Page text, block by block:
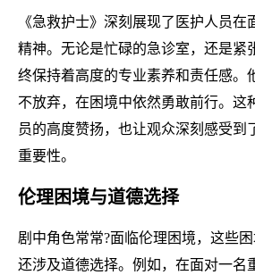
《急救护士》深刻展现了医护人员在
精神。无论是忙碌的急诊室，还是紧
终保持着高度的专业素养和责任感。
不放弃，在困境中依然勇敢前行。这
员的高度赞扬，也让观众深刻感受到
重要性。
伦理困境与道德选择
剧中角色常常?面临伦理困境，这些
还涉及道德选择。例如，在面对一名